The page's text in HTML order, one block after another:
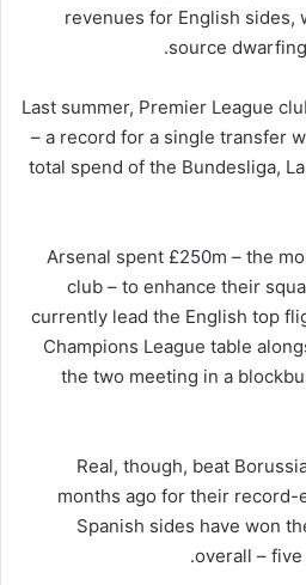
revenues for English sides,
source
Last summer, Premier League
– a record for a single transfer
total spend of the Bundesliga,
Arsenal spent £250m – the
club – to enhance their
currently lead the English top
Champions League table
the two meeting in a
Real, though, beat
months ago for their
Spanish sides have won
overall – five